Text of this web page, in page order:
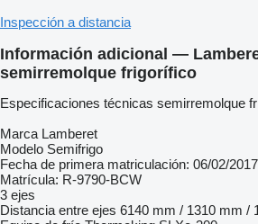
Inspección a distancia
Información adicional —
semirremolque frigorífico
Especificaciones técnicas semirremolque
Marca Lamberet
Modelo Semifrigo
Fecha de primera matriculación: 06/02/2017
Matrícula: R-9790-BCW
3 ejes
Distancia entre ejes 6140 mm / 1310 mm /